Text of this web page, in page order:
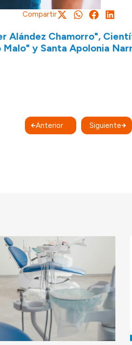
Compartir
Alández Chamorro",
y Santa Apolonia
Anterior Siguiente